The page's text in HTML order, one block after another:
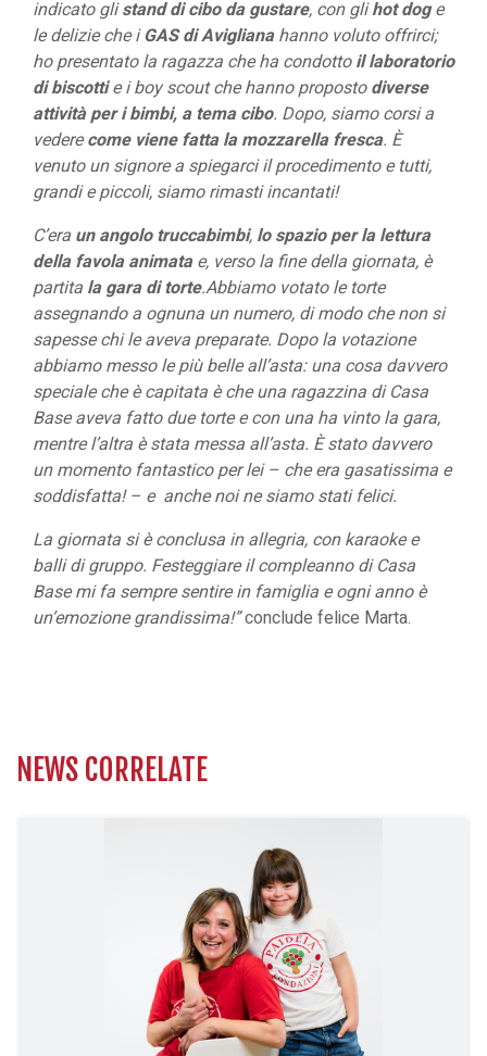
indicato glistand di cibo da gustare, con glihot doge
le delizie che iGAS di Aviglianahanno voluto offrirci;
ho presentato la ragazza che ha condottoil laboratorio
di biscottie i boy scout che hanno propostodiverse
attività per i bimbi, a tema cibo. Dopo, siamo corsi a
vederecome viene fatta la mozzarella fresca. È
venuto un signore a spiegarci il procedimento e tutti,
grandi e piccoli, siamo rimasti incantati!
C’era un angolo truccabimbi, lo spazio per la lettura
della favola animatae, verso la fine della giornata, è
partita la gara di torte.Abbiamo votato le torte
assegnando a ognuna un numero, di modo che non si
sapesse chi le aveva preparate. Dopo la votazione
abbiamo messo le più belle all’asta: una cosa davvero
speciale che è capitata è che una ragazzina di Casa
Base aveva fatto due torte e con una ha vinto la gara,
mentre l’altra è stata messa all’asta. È stato davvero
un momento fantastico per lei – che era gasatissima e
soddisfatta! – e anche noi ne siamo stati felici.
La giornata si è conclusa in allegria, con karaoke e
balli di gruppo. Festeggiare il compleanno di Casa
Base mi fa sempre sentire in famiglia e ogni anno è
un’emozione grandissima!”conclude felice Marta.
NEWS CORRELATE